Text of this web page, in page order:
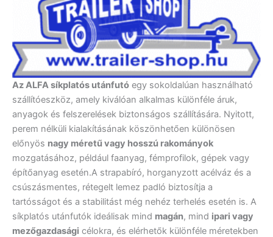
Az ALFA síkplatós utánfutó egy sokoldalúan használható
szállítóeszköz, amely kiválóan alkalmas különféle áruk,
anyagok és felszerelések biztonságos szállítására. Nyitott,
perem nélküli kialakításának köszönhetően különösen
előnyös nagy méretű vagy hosszú rakományok
mozgatásához, például faanyag, fémprofilok, gépek vagy
építőanyag esetén.A strapabíró, horganyzott acélváz és a
csúszásmentes, rétegelt lemez padló biztosítja a
tartósságot és a stabilitást még nehéz terhelés esetén is. A
síkplatós utánfutók ideálisak mind magán, mind ipari vagy
mezőgazdasági célokra, és elérhetők különféle méretekben